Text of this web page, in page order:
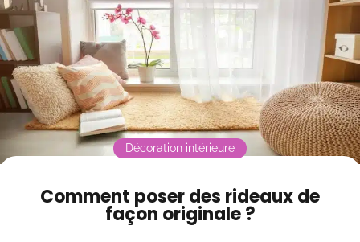
Contact
Mode sombre
Comment poser des rideaux de
façon originale ?
Décoration intérieure